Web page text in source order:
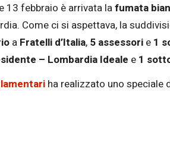
13 febbraio è arrivata lafumata
Come ci si aspettava, la
a Fratelli d’Italia, 5 assessori e 1
– Lombardia Ideale e 1
ha realizzato uno speciale